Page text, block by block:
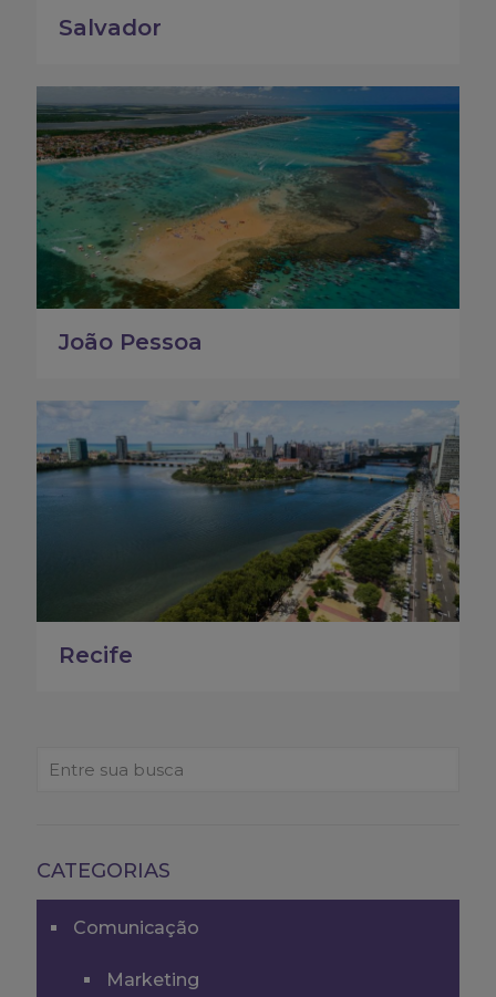
Salvador
João Pessoa
Recife
CATEGORIAS
Comunicação
Marketing